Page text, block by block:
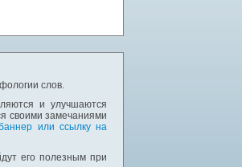
слов.
и улучшаются
своими замечаниями
или ссылку на
его полезным при